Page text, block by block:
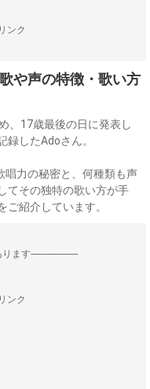
ンク
や声の特徴・歌い方
、17歳最後の日に発表し
したAdoさん。
唱力の秘密と、何種類も声
てその独特の歌い方が手
紹介しています。
ます--------------------
ンク